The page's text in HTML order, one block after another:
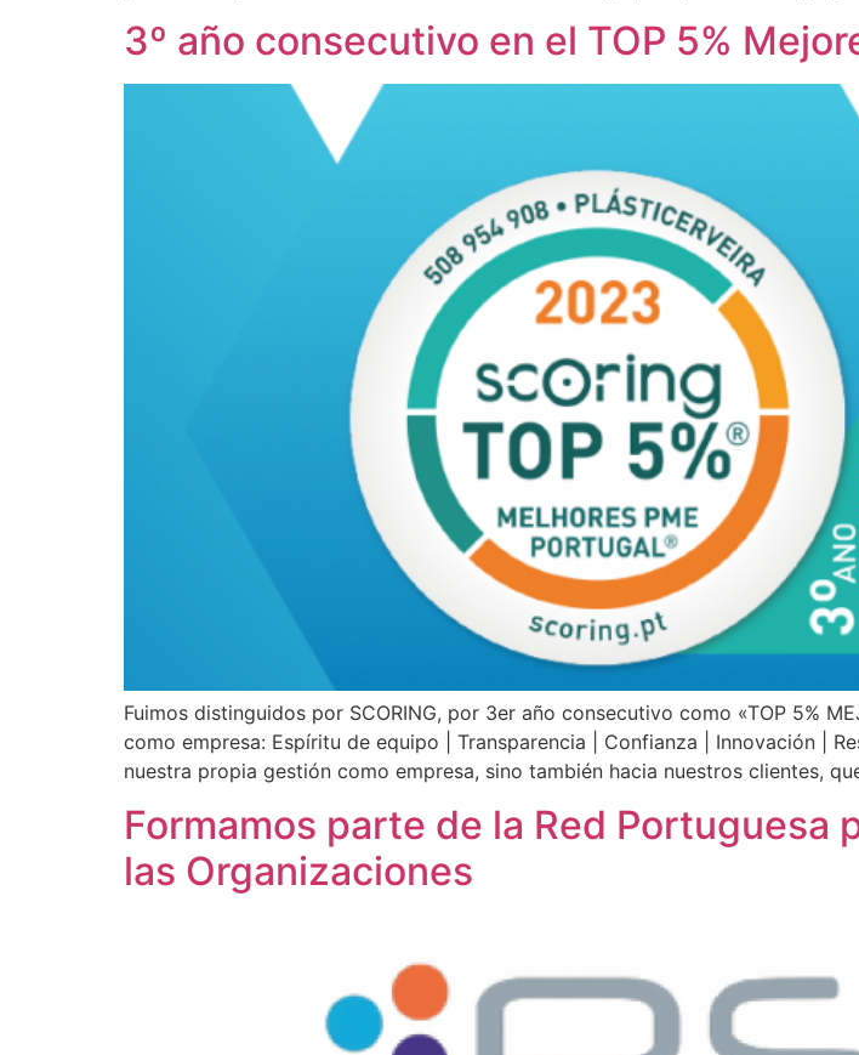
3º año consecutivo en el TOP 5%
Fuimos distinguidos por SCORING, por 3er año consecutivo como «TOP 5%
como empresa: Espíritu de equipo | Transparencia | Confianza | Innovación |
nuestra propia gestión como empresa, sino también hacia nuestros clientes,
Formamos parte de la Red Portuguesa
las Organizaciones